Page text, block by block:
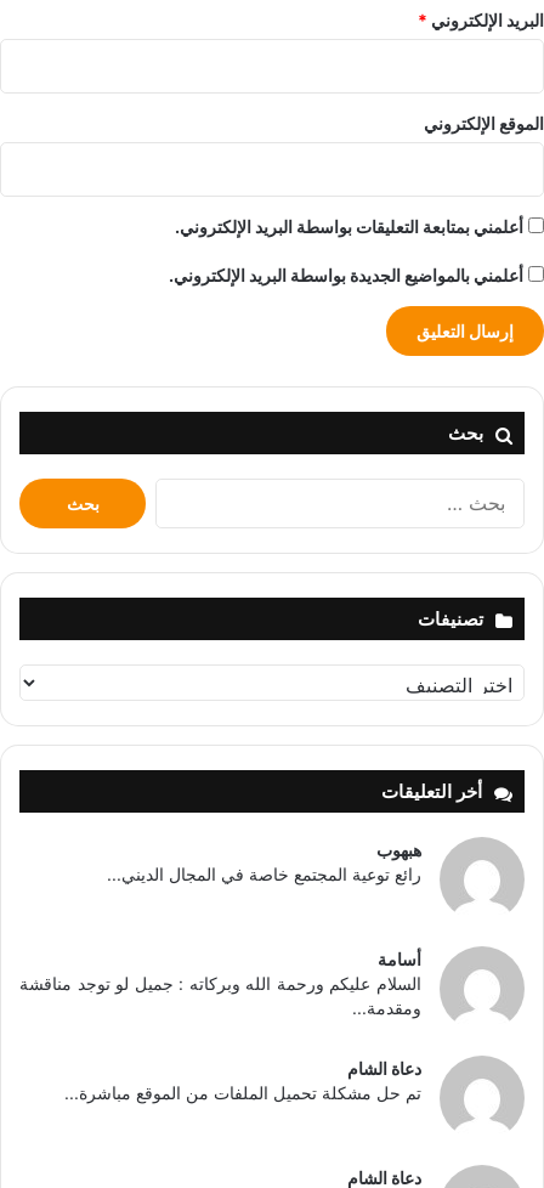
البريد الإلكتروني *
الموقع الإلكتروني
أعلمني بمتابعة التعليقات بواسطة البريد الإلكتروني.
أعلمني بالمواضيع الجديدة بواسطة البريد الإلكتروني.
بحث
البحث
عن:
تصنيفات
تصنيفات
أخر التعليقات
هبهوب
رائع توعية المجتمع خاصة في المجال الديني...
أسامة
السلام عليكم ورحمة الله وبركاته : جميل لو توجد مناقشة
ومقدمة...
دعاة الشام
تم حل مشكلة تحميل الملفات من الموقع مباشرة...
دعاة الشام